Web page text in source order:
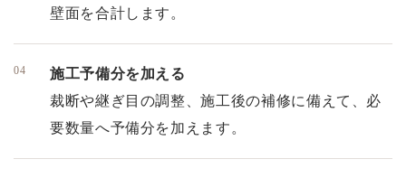
壁面を合計します。
施工予備分を加える
裁断や継ぎ目の調整、施工後の補修に備えて、必
要数量へ予備分を加えます。